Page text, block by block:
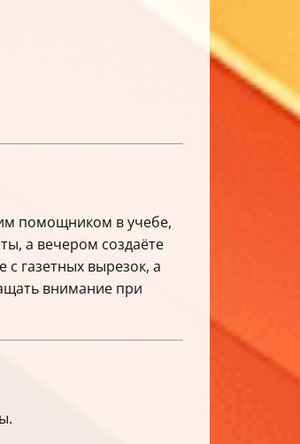
помощником в учебе,
а вечером создаёте
газетных вырезок, а
внимание при